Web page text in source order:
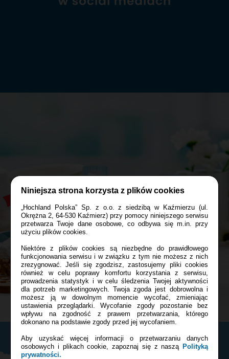
Niniejsza strona korzysta z plików cookies
„Hochland Polska” Sp. z o.o. z siedzibą w Kaźmierzu (ul.
Okrężna 2, 64-530 Kaźmierz) przy pomocy niniejszego serwisu
przetwarza Twoje dane osobowe, co odbywa się m.in. przy
użyciu plików cookies.
Niektóre z plików cookies są niezbędne do prawidłowego
funkcjonowania serwisu i w związku z tym nie możesz z nich
zrezygnować. Jeśli się zgodzisz, zastosujemy pliki cookies
również w celu poprawy komfortu korzystania z serwisu,
prowadzenia statystyk i w celu śledzenia Twojej aktywności
dla potrzeb marketingowych. Twoja zgoda jest dobrowolna i
możesz ją w dowolnym momencie wycofać, zmieniając
ustawienia przeglądarki. Wycofanie zgody pozostanie bez
wpływu na zgodność z prawem przetwarzania, którego
dokonano na podstawie zgody przed jej wycofaniem.
Aby uzyskać więcej informacji o przetwarzaniu danych
osobowych i plikach cookie, zapoznaj się z naszą Polityką
prywatności.